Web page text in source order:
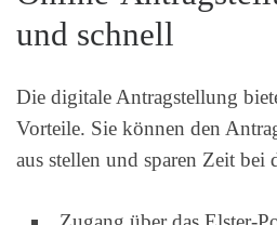
und schnell
Die digitale Antragstellung
Vorteile. Sie können den
aus stellen und sparen Zeit bei